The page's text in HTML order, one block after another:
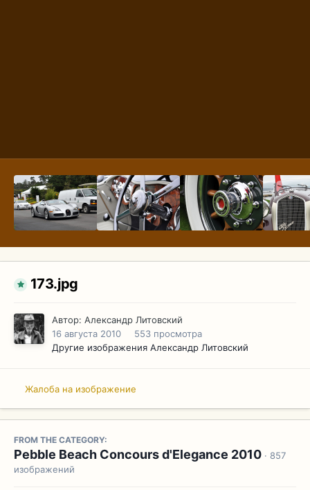
173.jpg
Автор: Александр Литовский
16 августа 2010
553 просмотра
Другие изображения Александр Литовский
Жалоба на изображение
FROM THE CATEGORY:
Pebble Beach Concours d'Elegance 2010 · 857
изображений